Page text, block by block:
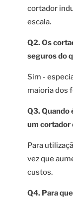
cortador
escala.
Q2. Os
seguros do
Sim -
maioria dos
Q3. Quando
um cortador
Para
vez que
custos.
Q4. Para